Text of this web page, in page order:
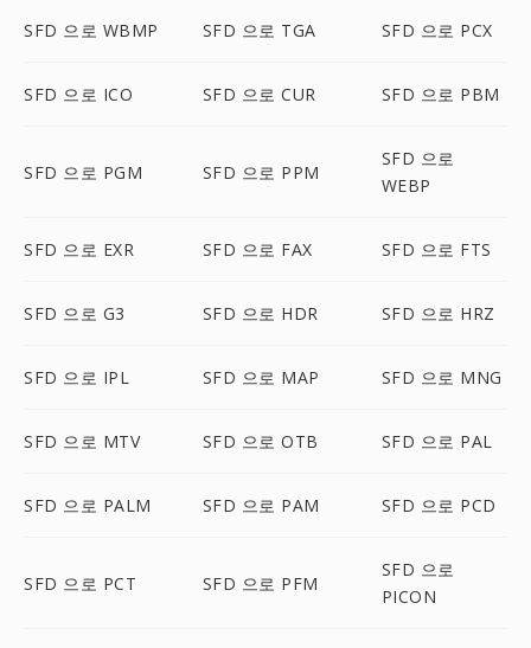
SFD 으로 WBMP SFD 으로 TGA SFD 으로 PCX
SFD 으로 ICO SFD 으로 CUR SFD 으로 PBM
SFD 으로 PGM SFD 으로 PPM
SFD 으로
WEBP
SFD 으로 EXR SFD 으로 FAX SFD 으로 FTS
SFD 으로 G3 SFD 으로 HDR SFD 으로 HRZ
SFD 으로 IPL SFD 으로 MAP SFD 으로 MNG
SFD 으로 MTV SFD 으로 OTB SFD 으로 PAL
SFD 으로 PALM SFD 으로 PAM SFD 으로 PCD
SFD 으로 PCT SFD 으로 PFM
SFD 으로
PICON